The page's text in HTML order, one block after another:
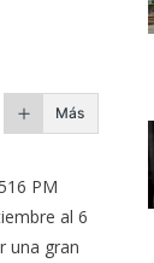
Más
al 6
una gran